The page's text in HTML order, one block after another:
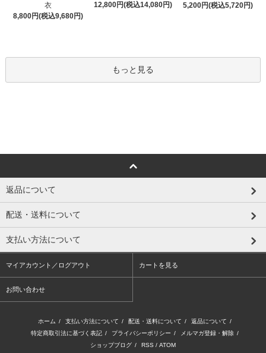
衣
8,800円(税込9,680円)
12,800円(税込14,080円)
5,200円(税込5,720円)
もっと見る
返品について
配送・送料について
支払い方法について
マイアカウント／ログアウト カートを見る
お問い合わせ
ホーム / 支払い方法について / 配送・送料について / 返品について /
特定商取引法に基づく表記 / プライバシーポリシー / メルマガ登録・解除 /
ショップブログ / RSS / ATOM